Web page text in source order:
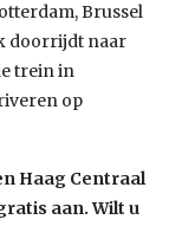
Brussel
doorrijdt naar
trein in
op
Haag Centraal
aan. Wilt u